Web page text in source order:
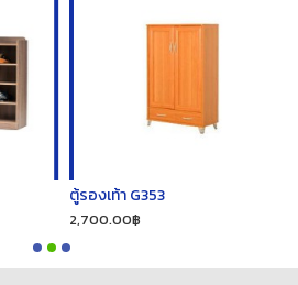
ตู้รองเท้า G353
2,700.00฿